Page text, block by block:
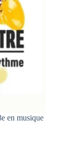
en musique